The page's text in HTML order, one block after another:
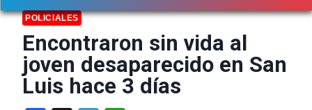
POLICIALES
Encontraron sin vida al
joven desaparecido en San
Luis hace 3 días